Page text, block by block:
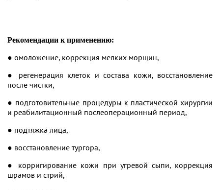
Рекомендации к применению:
● омоложение, коррекция мелких морщин,
● регенерация клеток и состава кожи, восстановление
после чистки,
● подготовительные процедуры к пластической хирургии
и реабилитационный послеоперационный период,
● подтяжка лица,
● восстановление тургора,
● корригирование кожи при угревой сыпи, коррекция
шрамов и стрий,